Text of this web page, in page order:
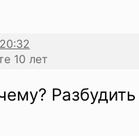
10 лет
Разбудить